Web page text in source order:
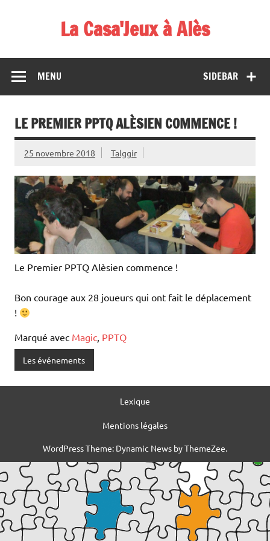
La Casa'Jeux à Alès
démos et de tournois
SIDEBAR
MENU
LE PREMIER PPTQ ALÈSIEN COMMENCE !
25 novembre 2018 Talggir
Le Premier PPTQ Alèsien commence !
Bon courage aux 28 joueurs qui ont fait le déplacement
!
Marqué avec Magic, PPTQ
Les événements
Lexique
Mentions légales
WordPress Theme: Dynamic News by ThemeZee.